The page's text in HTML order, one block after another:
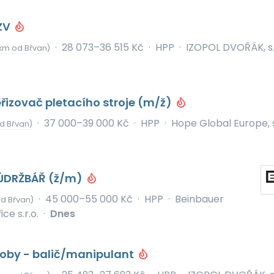
od Břvan) · 28 073–36 515 Kč · HPP · IZOPOL DVOŘÁK,
pletacího stroje (m/ž)
Břvan) · 37 000–39 000 Kč · HPP · Hope Global Europe,
(ž/m)
Břvan) · 45 000–55 000 Kč · HPP · Beinbauer
s.r.o. · Dnes
- balič/manipulant